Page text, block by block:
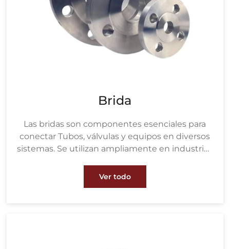
Brida
Las bridas son componentes esenciales para
conectar Tubos, válvulas y equipos en diversos
sistemas. Se utilizan ampliamente en industrias
la metalurgia, la energía, la fabricación de papel
Ver todo